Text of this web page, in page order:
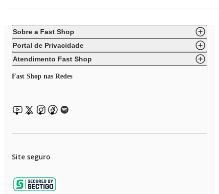
Sobre a Fast Shop
Portal de Privacidade
Atendimento Fast Shop
Fast Shop nas Redes
Site seguro